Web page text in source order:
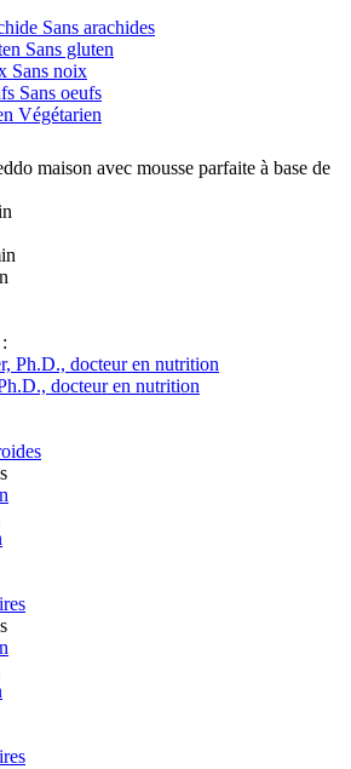
Sans arachides
Sans gluten
Sans noix
Sans oeufs
Végétarien
docteur en nutrition